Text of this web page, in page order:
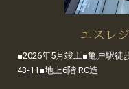
エスレ
■2026年5月竣工■亀戸駅徒
43-11■地上6階 RC造